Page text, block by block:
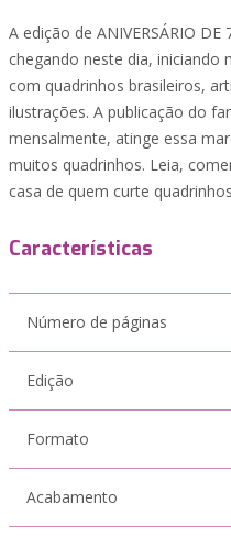
A edição de ANIVERSÁRIO
chegando neste dia,
com quadrinhos brasileiros,
ilustrações. A publicação do
mensalmente, atinge essa
muitos quadrinhos. Leia,
casa de quem curte
Características
Número de páginas
Edição
Formato
Acabamento